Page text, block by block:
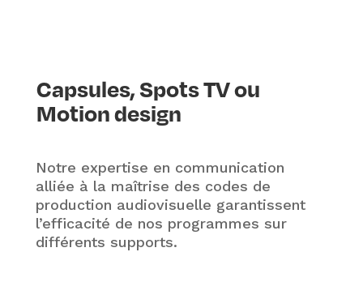
Capsules, Spots TV ou
Motion design
Notre expertise en communication
alliée à la maîtrise des codes de
production audiovisuelle garantissent
l’efficacité de nos programmes sur
différents supports.